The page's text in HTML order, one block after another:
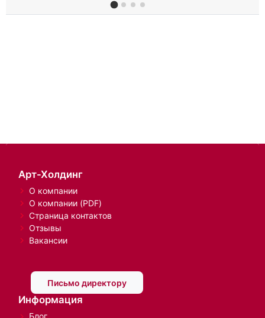
Арт-Холдинг
О компании
О компании (PDF)
Страница контактов
Отзывы
Вакансии
Письмо директору
Информация